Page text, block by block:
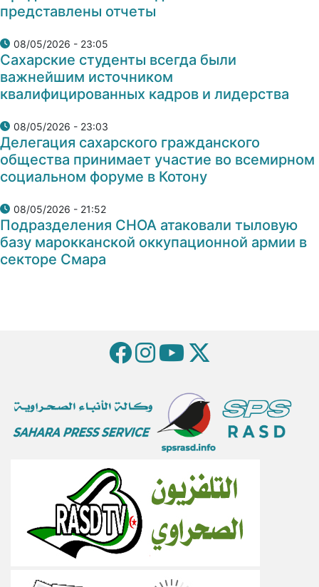
представлены отчеты
08/05/2026 - 23:05
Сахарские студенты всегда были
важнейшим источником
квалифицированных кадров и лидерства
08/05/2026 - 23:03
Делегация сахарского гражданского
общества принимает участие во всемирном
социальном форуме в Котону
08/05/2026 - 21:52
Подразделения СНОА атаковали тыловую
базу марокканской оккупационной армии в
секторе Смара